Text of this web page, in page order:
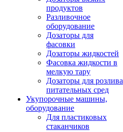
продуктов
Разливочное
оборудование
Дозаторы для
фасовки
Дозаторы жидкостей
Фасовка жидкости в
мелкую тару
Дозаторы для розлива
питательных сред
Укупорочные машины,
оборудование
Для пластиковых
стаканчиков